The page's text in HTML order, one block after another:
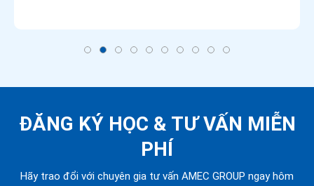
ĐĂNG KÝ HỌC & TƯ VẤN MIỄN
PHÍ
Hãy trao đổi với chuyên gia tư vấn AMEC GROUP ngay hôm